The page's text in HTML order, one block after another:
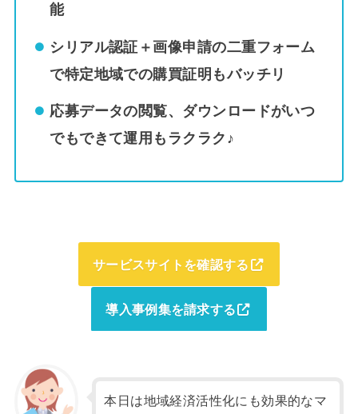
能
シリアル認証＋画像申請の二重フォーム
で特定地域での購買証明もバッチリ
応募データの閲覧、ダウンロードがいつ
でもできて運用もラクラク♪
サービスサイトを確認する
導入事例集を請求する
本日は地域経済活性化にも効果的なマ